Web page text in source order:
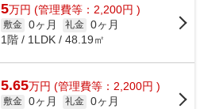
5万円 (管理費等：2,200円 )
敷金 0ヶ月 礼金 0ヶ月
1階 / 1LDK / 48.19㎡
5.65万円 (管理費等：2,200円 )
敷金 0ヶ月 礼金 0ヶ月